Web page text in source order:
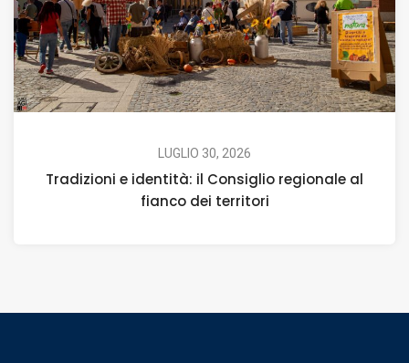
LUGLIO 30, 2026
Tradizioni e identità: il Consiglio regionale al
fianco dei territori